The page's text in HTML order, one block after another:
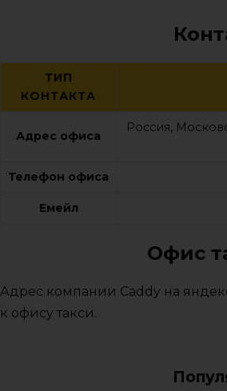
ТИП
КОНТАКТА
Адрес офиса
Россия,
Телефон офиса
Емейл
Офис
Адрес компании Caddy на
к офису такси.